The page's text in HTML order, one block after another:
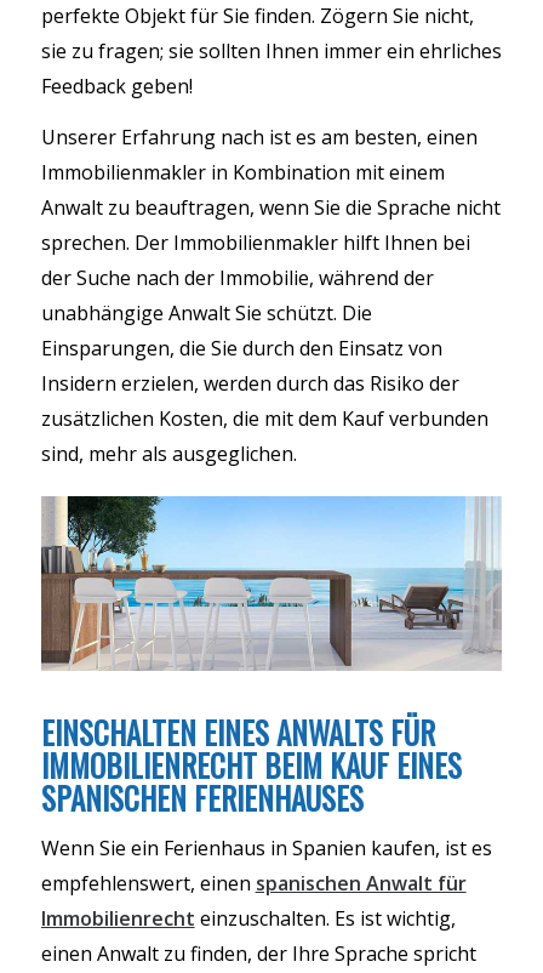
perfekte Objekt für Sie finden. Zögern Sie nicht,
sie zu fragen; sie sollten Ihnen immer ein ehrliches
Feedback geben!
Unserer Erfahrung nach ist es am besten, einen
Immobilienmakler in Kombination mit einem
Anwalt zu beauftragen, wenn Sie die Sprache nicht
sprechen. Der Immobilienmakler hilft Ihnen bei
der Suche nach der Immobilie, während der
unabhängige Anwalt Sie schützt. Die
Einsparungen, die Sie durch den Einsatz von
Insidern erzielen, werden durch das Risiko der
zusätzlichen Kosten, die mit dem Kauf verbunden
sind, mehr als ausgeglichen.
EINSCHALTEN EINES ANWALTS FÜR
IMMOBILIENRECHT BEIM KAUF EINES
SPANISCHEN FERIENHAUSES
Wenn Sie ein Ferienhaus in Spanien kaufen, ist es
empfehlenswert, einen spanischen Anwalt für
Immobilienrecht einzuschalten. Es ist wichtig,
einen Anwalt zu finden, der Ihre Sprache spricht